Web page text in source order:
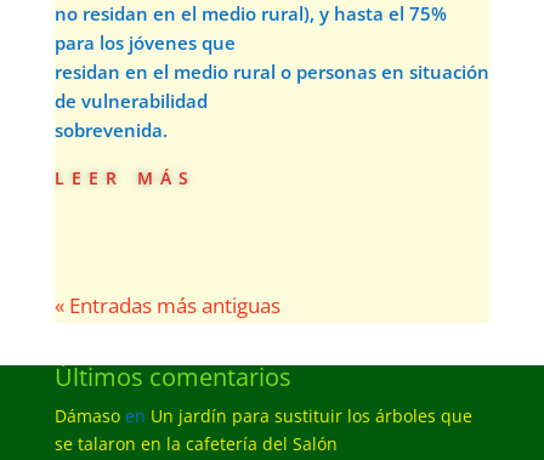
no residan en el medio rural), y hasta el 75%
para los jóvenes que
residan en el medio rural o personas en situación
de vulnerabilidad
sobrevenida.
leer más
« Entradas más antiguas
Últimos comentarios
Dámasoen Un jardín para sustituir los árboles que
se talaron en la cafetería del Salón